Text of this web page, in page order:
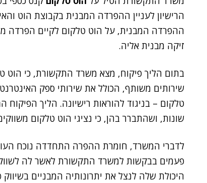
הרישיון לעניין ההפרדה המבנית בקבוצת הוט
ההפרדה המבנית, על הוט טלקום לקיים הפרדה
זיקה מבנית אליה.
בתום הליך פיקוח, מצא משרד התקשורת, כי הוט
שירותים משותף, הכולל את שירותי ספק
טלקום – בניגוד להוראות רישיונה. הליך
שונות, ושהתברר בהן, כי נציגי הוט טלקום
לדברי המשרד, חומרת ההפרה התחדדה נוכח
פעמים בבקשות למשרד התקשורת לאשר לה לשווק
היכולת שלה לנצל את יתרונותיה המבניים בשיווק